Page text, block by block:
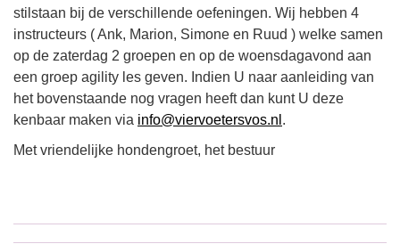
stilstaan bij de verschillende oefeningen. Wij hebben 4
instructeurs ( Ank, Marion, Simone en Ruud ) welke samen
op de zaterdag 2 groepen en op de woensdagavond aan
een groep agility les geven. Indien U naar aanleiding van
het bovenstaande nog vragen heeft dan kunt U deze
kenbaar maken via info@viervoetersvos.nl .
Met vriendelijke hondengroet, het bestuur